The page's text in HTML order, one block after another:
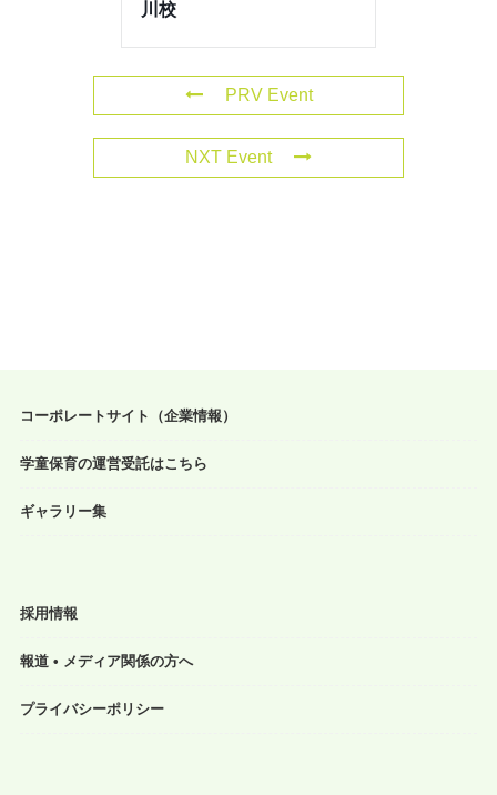
川校
PRV Event
NXT Event
コーポレートサイト（企業情報）
学童保育の運営受託はこちら
ギャラリー集
採用情報
報道 • メディア関係の方へ
プライバシーポリシー